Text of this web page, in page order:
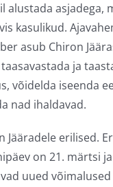
alustada asjadega,
kasulikud.
asub Chiron
ja
võidelda iseenda
nad ihaldavad.
Jääradele erilised.
on 21. märtsi
uued